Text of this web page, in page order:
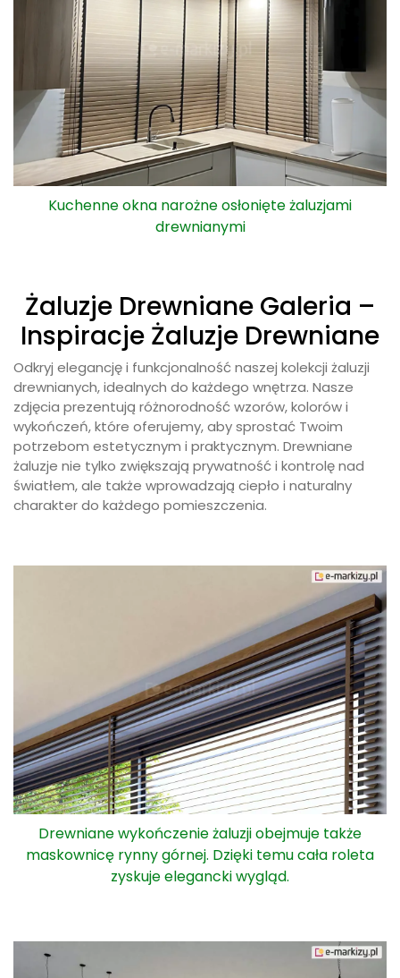
Kuchenne okna narożne osłonięte żaluzjami
drewnianymi
Żaluzje Drewniane Galeria –
Inspiracje Żaluzje Drewniane
Odkryj elegancję i funkcjonalność naszej kolekcji żaluzji
drewnianych, idealnych do każdego wnętrza. Nasze
zdjęcia prezentują różnorodność wzorów, kolorów i
wykończeń, które oferujemy, aby sprostać Twoim
potrzebom estetycznym i praktycznym. Drewniane
żaluzje nie tylko zwiększają prywatność i kontrolę nad
światłem, ale także wprowadzają ciepło i naturalny
charakter do każdego pomieszczenia.
Drewniane wykończenie żaluzji obejmuje także
maskownicę rynny górnej. Dzięki temu cała roleta
zyskuje elegancki wygląd.